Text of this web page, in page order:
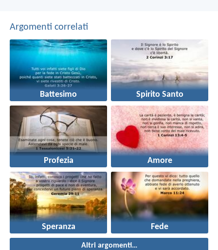
Argomenti correlati
Battesimo Spirito Santo
Profezia Amore
Speranza Fede
Altri argomenti…